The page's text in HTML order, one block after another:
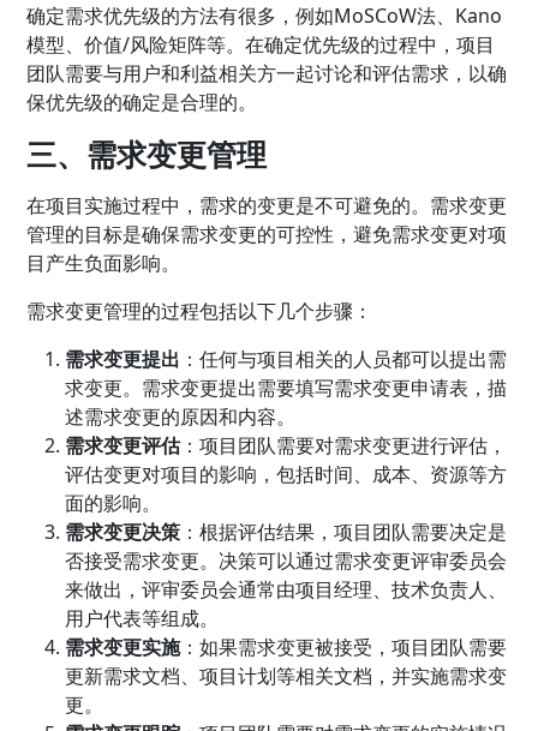
确定需求优先级的方法有很多，例如MoSCoW法、Kano
模型、价值/风险矩阵等。在确定优先级的过程中，项目
团队需要与用户和利益相关方一起讨论和评估需求，以确
保优先级的确定是合理的。
三、需求变更管理
在项目实施过程中，需求的变更是不可避免的。需求变更
管理的目标是确保需求变更的可控性，避免需求变更对项
目产生负面影响。
需求变更管理的过程包括以下几个步骤：
需求变更提出 ：任何与项目相关的人员都可以提出需
求变更。需求变更提出需要填写需求变更申请表，描
述需求变更的原因和内容。
需求变更评估：项目团队需要对需求变更进行评估，
评估变更对项目的影响，包括时间、成本、资源等方
面的影响。
需求变更决策 ：根据评估结果，项目团队需要决定是
否接受需求变更。决策可以通过需求变更评审委员会
来做出，评审委员会通常由项目经理、技术负责人、
用户代表等组成。
需求变更实施：如果需求变更被接受，项目团队需要
更新需求文档、项目计划等相关文档，并实施需求变
更。